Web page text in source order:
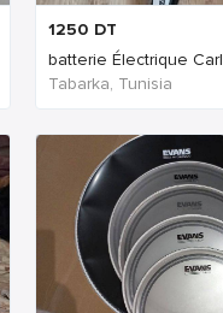
1250 DT
batterie Électrique
Tabarka, Tunisia